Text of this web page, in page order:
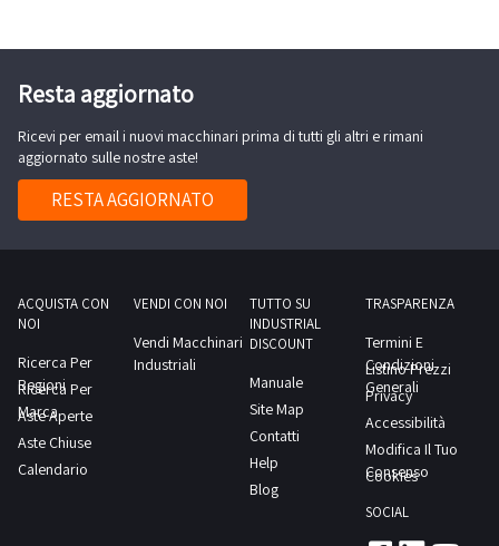
Resta aggiornato
Ricevi per email i nuovi macchinari prima di tutti gli altri e rimani
aggiornato sulle nostre aste!
RESTA AGGIORNATO
ACQUISTA CON
NOI
Ricerca Per
Regioni
Ricerca Per
Marca
Aste Aperte
Aste Chiuse
Calendario
VENDI CON NOI
Vendi Macchinari
Industriali
TUTTO SU
INDUSTRIAL
DISCOUNT
Manuale
Site Map
Contatti
Help
Blog
TRASPARENZA
Termini E
Condizioni
Generali
Listino Prezzi
Privacy
Accessibilità
Modifica Il Tuo
Consenso
Cookies
SOCIAL